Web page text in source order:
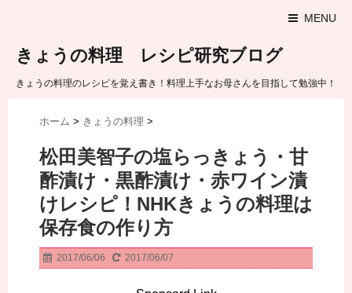
MENU
きょうの料理 レシピ研究ブログ
きょうの料理のレシピを覚え書き！料理上手なお母さんを目指して勉強中！
ホーム > きょうの料理 >
松田美智子の塩らっきょう・甘
酢漬け・黒酢漬け・赤ワイン漬
けレシピ！NHKきょうの料理は
保存食の作り方
2017/06/06 2017/06/07